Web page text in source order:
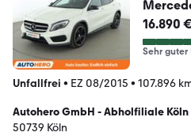
PDC*
16.890
Sehr guter
Unfallfrei • EZ 08/2015 • 107.896
Autohero GmbH - Abholfiliale Köln
50739 Köln